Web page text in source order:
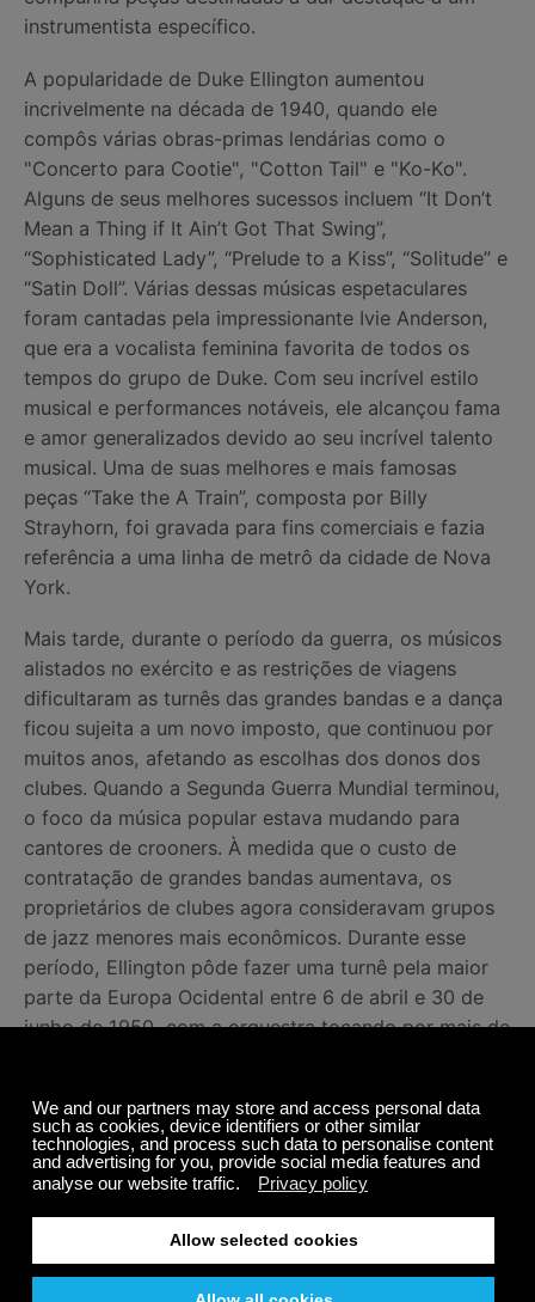
instrumentista específico.
A popularidade de Duke Ellington aumentou
incrivelmente na década de 1940, quando ele
compôs várias obras-primas lendárias como o
"Concerto para Cootie", "Cotton Tail" e "Ko-Ko".
Alguns de seus melhores sucessos incluem “It Don’t
Mean a Thing if It Ain’t Got That Swing”,
“Sophisticated Lady”, “Prelude to a Kiss”, “Solitude” e
“Satin Doll”. Várias dessas músicas espetaculares
foram cantadas pela impressionante Ivie Anderson,
que era a vocalista feminina favorita de todos os
tempos do grupo de Duke. Com seu incrível estilo
musical e performances notáveis, ele alcançou fama
e amor generalizados devido ao seu incrível talento
musical. Uma de suas melhores e mais famosas
peças “Take the A Train”, composta por Billy
Strayhorn, foi gravada para fins comerciais e fazia
referência a uma linha de metrô da cidade de Nova
York.
Mais tarde, durante o período da guerra, os músicos
alistados no exército e as restrições de viagens
dificultaram as turnês das grandes bandas e a dança
ficou sujeita a um novo imposto, que continuou por
muitos anos, afetando as escolhas dos donos dos
clubes. Quando a Segunda Guerra Mundial terminou,
o foco da música popular estava mudando para
cantores de crooners. À medida que o custo de
contratação de grandes bandas aumentava, os
proprietários de clubes agora consideravam grupos
de jazz menores mais econômicos. Durante esse
período, Ellington pôde fazer uma turnê pela maior
parte da Europa Ocidental entre 6 de abril e 30 de
junho de 1950, com a orquestra tocando por mais de
de filmes, alguns de seus trabalhos incluem
“Anatomia de um Crime” e “Paris vive à noite”.
Então, no início dos anos 1960, Ellington abraçou a
ideia de gravar com artistas que haviam sido rivais
amigáveis no passado ou músicos mais jovens que
se concentravam em estilos diferentes. Durante esse